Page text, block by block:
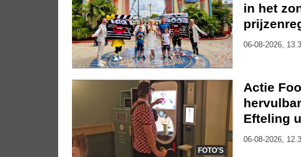
in het
06-08-2026,
FOTO'S
Actie
Efteling
06-08-2026,